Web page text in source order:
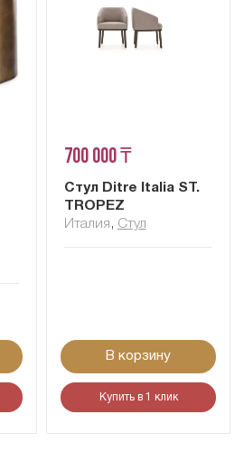
700 000 ₸
Стул Ditre Italia ST.
TROPEZ
Италия , Стул
В корзину
Купить в 1 клик